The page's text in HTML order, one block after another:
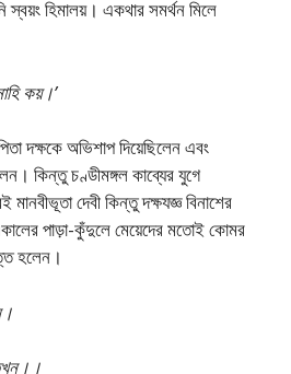
স্বয়ং হিমালয়। একথার সমর্থন মিলে
কয়।’
দক্ষকে অভিশাপ দিয়েছিলেন এবং
কিন্তু চণ্ডীমঙ্গল কাব্যের যুগে
মানবীভূতা দেবী কিন্তু দক্ষযজ্ঞ বিনাশের
পাড়া-কুঁদুলে মেয়েদের মতোই কোমর
হলেন।